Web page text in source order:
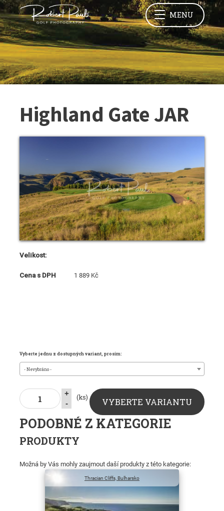
MENU
Highland Gate JAR
Velikost:
Cena s DPH 1 889 Kč
Vyberte jednu z dostupných variant, prosím:
- Nevybráno -
+
-
(ks) VYBERTE VARIANTU
PODOBNÉ Z KATEGORIE
PRODUKTY
Možná by Vás mohly zaujmout daší produkty z této kategorie:
Thracian Cliffs, Bulharsko